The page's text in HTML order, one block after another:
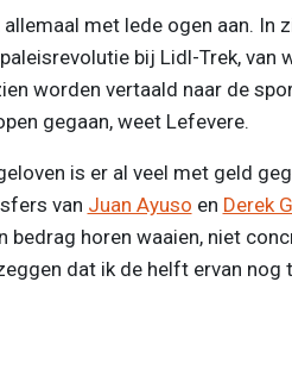
met lede ogen aan. In
bij Lidl-Trek, van
worden vertaald naar de
gegaan, weet Lefevere.
is er al veel met geld
van Juan Ayuso en Derek
bedrag horen waaien, niet
dat ik de helft ervan nog